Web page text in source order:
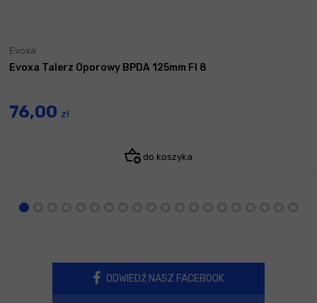
Evoxa
Evoxa Talerz Oporowy BPDA 125mm FI 8
76,00 zł
do koszyka
ODWIEDŹ NASZ FACEBOOK